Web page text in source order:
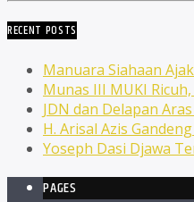
RECENT POSTS
Manuara Siahaan
Munas III MUKI
JDN dan Delapan
H. Arisal Azis
Yoseph Dasi Djawa
PAGES